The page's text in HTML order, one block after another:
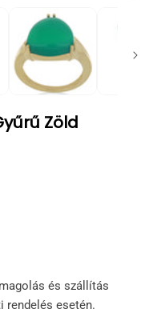
Zöld
ár
és szállítás
rendelés esetén.